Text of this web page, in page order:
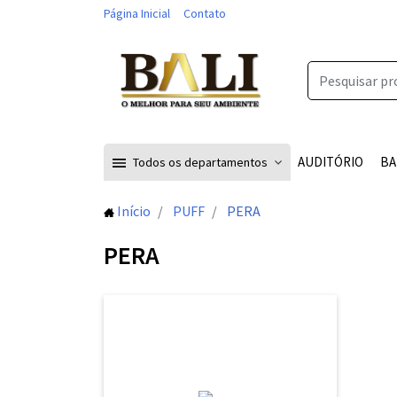
Página Inicial Contato
Todos os departamentos AUDITÓRIO
Início PUFF PERA
PERA